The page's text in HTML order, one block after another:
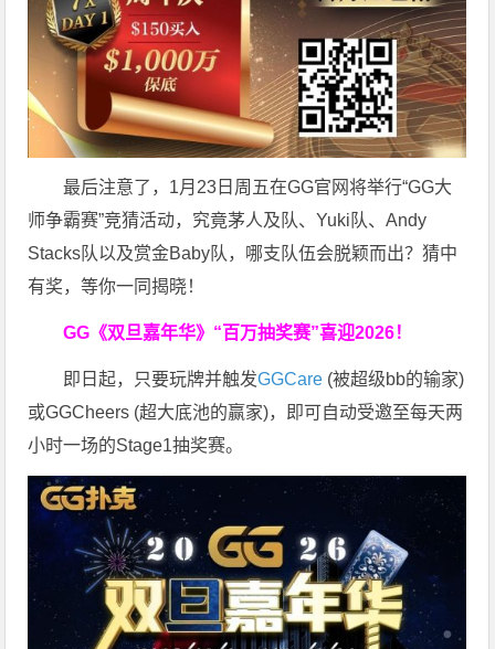
最后注意了，1月23日周五在GG官网将举行“GG大
师争霸赛”竞猜活动，究竟茅人及队、Yuki队、Andy
Stacks队以及赏金Baby队，哪支队伍会脱颖而出？猜中
有奖，等你一同揭晓！
GG《双旦嘉年华》 “百万抽奖赛”喜迎2026！
即日起，只要玩牌并触发GGCare (被超级bb的输家)
或GGCheers (超大底池的赢家)，即可自动受邀至每天两
小时一场的Stage1抽奖赛。